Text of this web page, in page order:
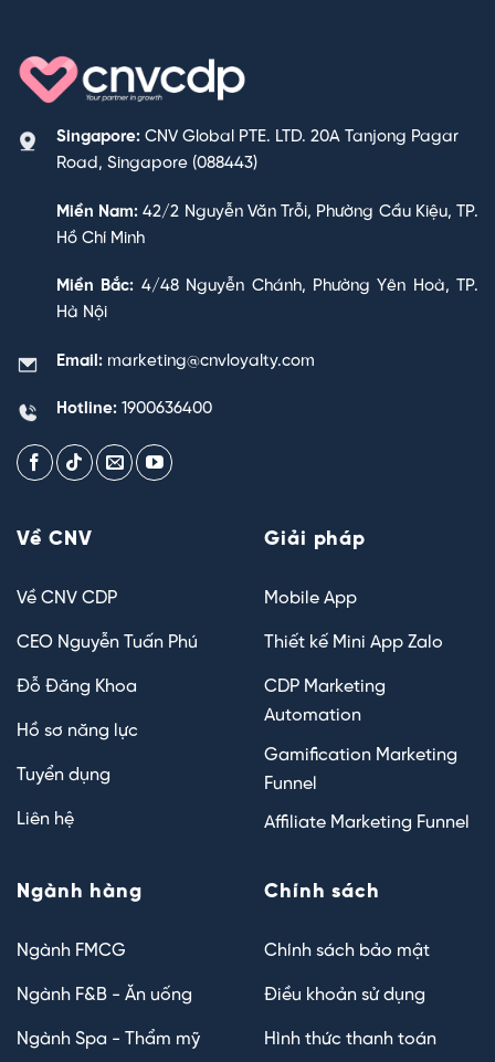
Singapore: CNV Global PTE. LTD. 20A Tanjong Pagar
Road, Singapore (088443)
Miền Nam: 42/2 Nguyễn Văn Trỗi, Phường Cầu Kiệu, TP.
Hồ Chí Minh
Miền Bắc: 4/48 Nguyễn Chánh, Phường Yên Hoà, TP.
Hà Nội
Email: marketing@cnvloyalty.com
Hotline: 1900636400
Về CNV
Về CNV CDP
CEO Nguyễn Tuấn Phú
Đỗ Đăng Khoa
Hồ sơ năng lực
Tuyển dụng
Liên hệ
Giải pháp
Mobile App
Thiết kế Mini App Zalo
CDP Marketing
Automation
Gamification Marketing
Funnel
Affiliate Marketing Funnel
Ngành hàng
Ngành FMCG
Ngành F&B - Ăn uống
Ngành Spa - Thẩm mỹ
Chính sách
Chính sách bảo mật
Điều khoản sử dụng
Hình thức thanh toán